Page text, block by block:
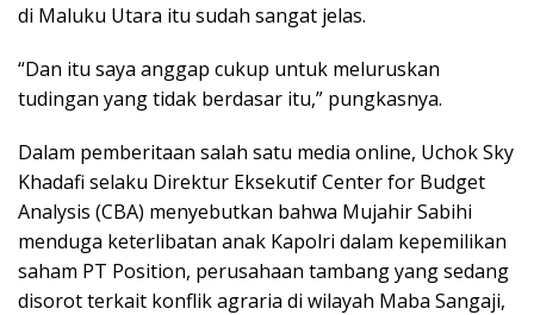
di Maluku Utara itu sudah sangat jelas.
“Dan itu saya anggap cukup untuk meluruskan
tudingan yang tidak berdasar itu,” pungkasnya.
Dalam pemberitaan salah satu media online, Uchok Sky
Khadafi selaku Direktur Eksekutif Center for Budget
Analysis (CBA) menyebutkan bahwa Mujahir Sabihi
menduga keterlibatan anak Kapolri dalam kepemilikan
saham PT Position, perusahaan tambang yang sedang
disorot terkait konflik agraria di wilayah Maba Sangaji,